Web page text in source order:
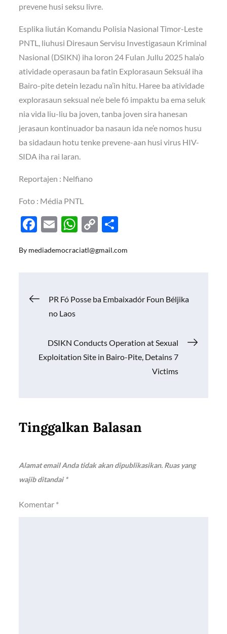
prevene husi seksu livre.
Esplika liután Komandu Polisia Nasional Timor-Leste
PNTL, liuhusi Diresaun Servisu Investigasaun Kriminal
Nasional (DSIKN) iha loron 24 Fulan Jullu 2025 hala’o
atividade operasaun ba fatin Explorasaun Seksuál iha
Bairo-pite detein lezadu na’in hitu. Haree ba atividade
explorasaun seksual ne’e bele fó impaktu ba ema seluk
nia vida liu-liu ba joven, tanba joven sira hanesan
jerasaun kontinuador ba nasaun ida ne’e nomos husu
ba sidadaun hotu tenke prevene-aan husi virus HIV-
SIDA iha rai laran.
Reportajen : Nelfiano
Foto : Média PNTL
F
e
o
E
ail
W
at
p
C
p
n
ar
By mediademocraciatl@gmail.com
Navigasi
PR Fó Posse ba Embaixadór Foun Béljika
no Laos
DSIKN Conducts Operation at Sexual
Exploitation Site in Bairo-Pite, Detains 7
Victims
Tinggalkan Balasan
Alamat email Anda tidak akan dipublikasikan. Ruas yang
wajib ditandai*
Komentar *